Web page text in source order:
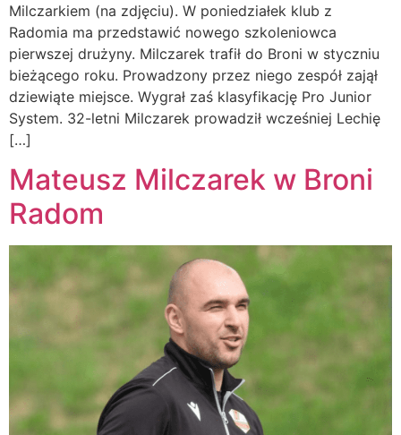
Milczarkiem (na zdjęciu). W poniedziałek klub z
Radomia ma przedstawić nowego szkoleniowca
pierwszej drużyny. Milczarek trafił do Broni w styczniu
bieżącego roku. Prowadzony przez niego zespół zajął
dziewiąte miejsce. Wygrał zaś klasyfikację Pro Junior
System. 32-letni Milczarek prowadził wcześniej Lechię
[…]
Mateusz Milczarek w Broni
Radom